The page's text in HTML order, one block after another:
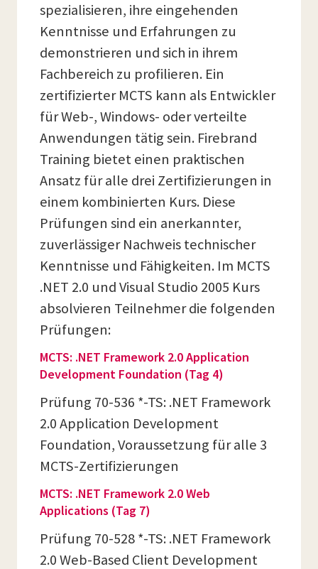
spezialisieren, ihre eingehenden
Kenntnisse und Erfahrungen zu
demonstrieren und sich in ihrem
Fachbereich zu profilieren. Ein
zertifizierter MCTS kann als Entwickler
für Web-, Windows- oder verteilte
Anwendungen tätig sein. Firebrand
Training bietet einen praktischen
Ansatz für alle drei Zertifizierungen in
einem kombinierten Kurs. Diese
Prüfungen sind ein anerkannter,
zuverlässiger Nachweis technischer
Kenntnisse und Fähigkeiten. Im MCTS
.NET 2.0 und Visual Studio 2005 Kurs
absolvieren Teilnehmer die folgenden
Prüfungen:
MCTS: .NET Framework 2.0 Application
Development Foundation (Tag 4)
Prüfung 70-536 *-TS: .NET Framework
2.0 Application Development
Foundation, Voraussetzung für alle 3
MCTS-Zertifizierungen
MCTS: .NET Framework 2.0 Web
Applications (Tag 7)
Prüfung 70-528 *-TS: .NET Framework
2.0 Web-Based Client Development